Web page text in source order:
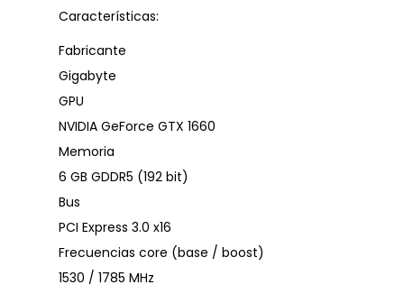
Características:
Fabricante
Gigabyte
GPU
NVIDIA GeForce GTX 1660
Memoria
6 GB GDDR5 (192 bit)
Bus
PCI Express 3.0 x16
Frecuencias core (base / boost)
1530 / 1785 MHz